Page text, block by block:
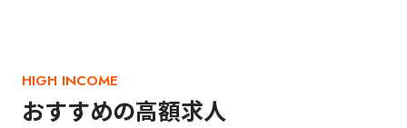
HIGH INCOME
おすすめの高額求人